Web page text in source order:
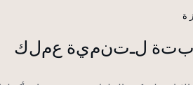
ة لـ تنمية عم لك